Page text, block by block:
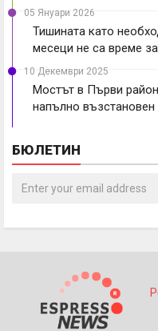
05 Януари 2026
Тишината като
месеци не са време
10 Декември 2025
Мостът в Първи
напълно
БЮЛЕТИН